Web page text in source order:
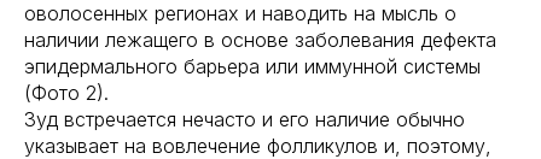
оволосенных регионах и наводить на мысль о
наличии лежащего в основе заболевания дефекта
эпидермального барьера или иммунной системы
(Фото 2).
Зуд встречается нечасто и его наличие обычно
указывает на вовлечение фолликулов и, поэтому,